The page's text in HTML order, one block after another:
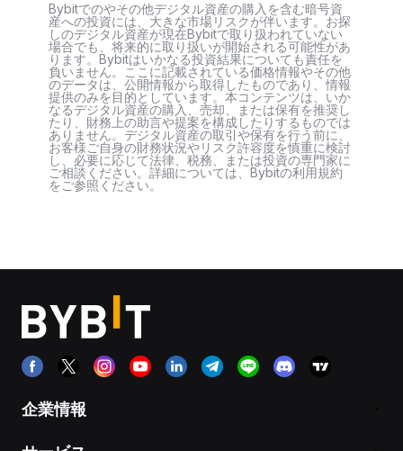
Bybitでのやその他デジタル資産の購入を含む暗号資
産への投資には、大きな市場リスクが伴います。お探
しのデジタル資産が現在Bybitで取り扱われていない
場合でも、将来的に取り扱いが開始される可能性があ
ります。Bybitはいかなる投資結果についても責任を
負いません。ここに記載されている価格情報やその他
のデータは、公開情報から取得したものであり、情報
提供のみを目的としています。本コンテンツは、いか
なるデジタル資産の購入、売却、または保有を推奨し
たり、財務上の助言や提案を構成したりするものでは
ありません。デジタル資産の取引や保有を行う前に、
お客様ご自身の財務状況やリスク許容度を慎重に検討
し、必要に応じて法律、税務、または投資の専門家に
ご相談ください。詳細については、Bybitの利用規約
をご参照ください。
企業情報